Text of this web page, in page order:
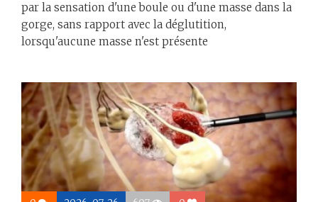
par la sensation d'une boule ou d'une masse dans la
gorge, sans rapport avec la déglutition,
lorsqu'aucune masse n'est présente